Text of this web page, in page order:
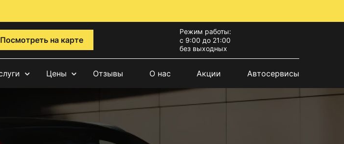
Посмотреть на карте
Режим работы:
с 9:00 до 21:00
без выходных
Цены Отзывы О нас Акции Автосервисы